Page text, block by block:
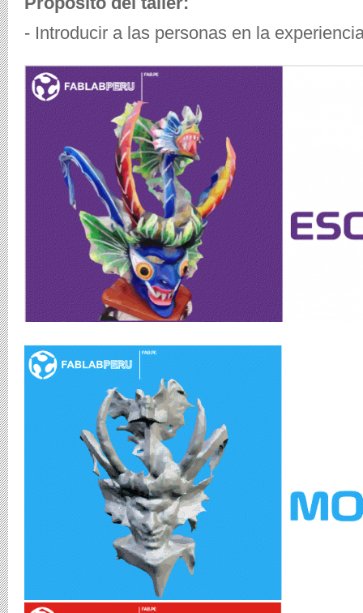
- Introducir a las personas en la